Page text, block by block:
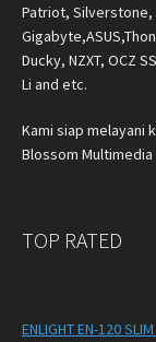
Patriot, Silverstone,
Ducky, NZXT, OCZ
Li and etc.
Kami siap melayani
Blossom
TOP RATED
ENLIGHT EN-120